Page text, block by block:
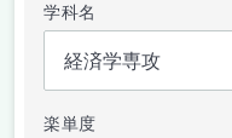
学科名
楽単度